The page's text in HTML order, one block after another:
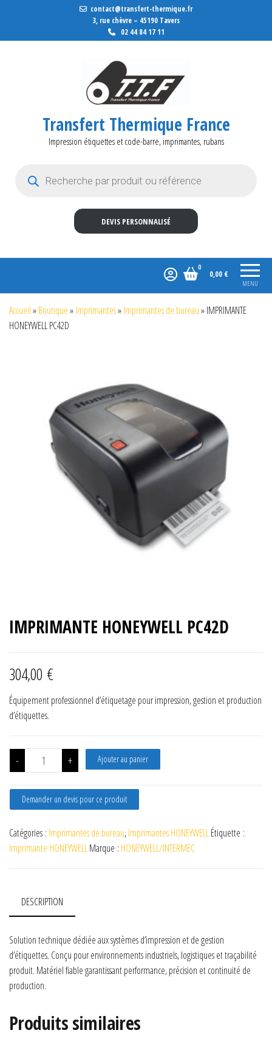
contact@transfert-thermique.fr
3, rue chèvre – 45190 Tavers
02 44 84 17 11
Transfert Thermique France
Impression étiquettes et code-barre, imprimantes, rubans
DEVIS PERSONNALISÉ
MENU
0
0,00 €
Accueil»Boutique»Imprimantes»Imprimantes de bureau»IMPRIMANTE
HONEYWELL PC42D
IMPRIMANTE HONEYWELL PC42D
304,00 €
Équipement professionnel d’étiquetage pour impression, gestion et production
d’étiquettes.
- quantité de IMPRIMANTE HONEYWELL PC42D
+ Ajouter au panier
Demander un devis pour ce produit
Catégories : Imprimantes de bureau,Imprimantes HONEYWELLÉtiquette :
Imprimante HONEYWELLMarque : HONEYWELL/INTERMEC
DESCRIPTION
Solution technique dédiée aux systèmes d’impression et de gestion
d’étiquettes. Conçu pour environnements industriels, logistiques et traçabilité
produit. Matériel fiable garantissant performance, précision et continuité de
production.
Produits similaires